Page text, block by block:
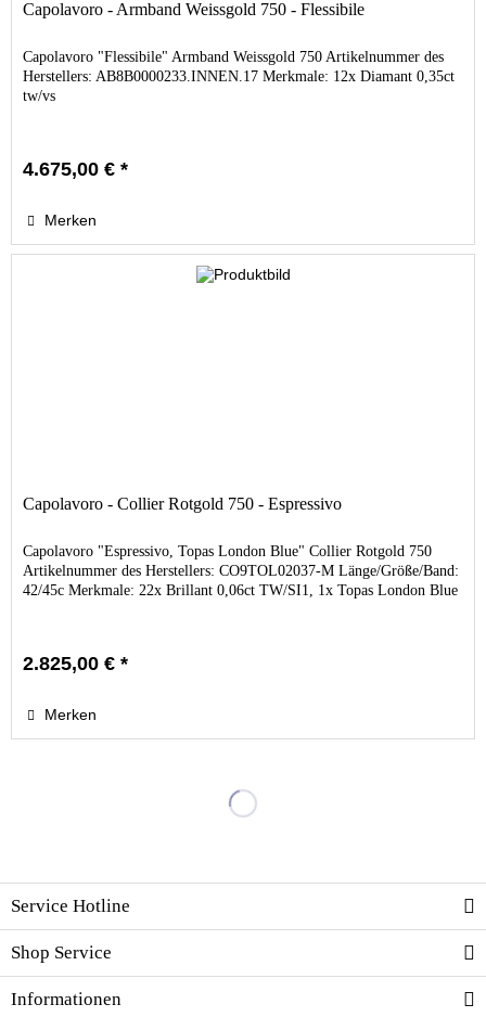
Capolavoro - Armband Weissgold 750 - Flessibile
Capolavoro "Flessibile" Armband Weissgold 750 Artikelnummer des
Herstellers: AB8B0000233.INNEN.17 Merkmale: 12x Diamant 0,35ct
tw/vs
4.675,00 € *
Merken
Capolavoro - Collier Rotgold 750 - Espressivo
Capolavoro "Espressivo, Topas London Blue" Collier Rotgold 750
Artikelnummer des Herstellers: CO9TOL02037-M Länge/Größe/Band:
42/45c Merkmale: 22x Brillant 0,06ct TW/SI1, 1x Topas London Blue
2.825,00 € *
Merken
Service Hotline
Shop Service
Informationen